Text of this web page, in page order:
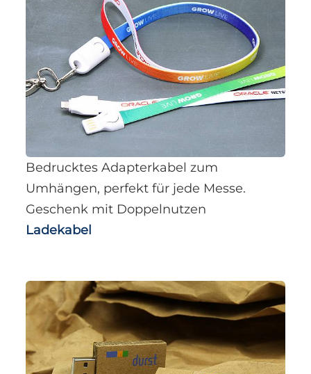
Bedrucktes Adapterkabel zum
Umhängen, perfekt für jede Messe.
Geschenk mit Doppelnutzen
Ladekabel